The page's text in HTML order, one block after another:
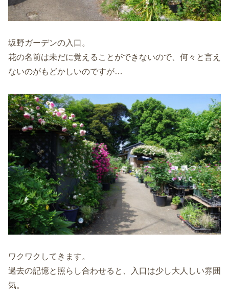
坂野ガーデンの入口。
花の名前は未だに覚えることができないので、何々と言え
ないのがもどかしいのですが…
ワクワクしてきます。
過去の記憶と照らし合わせると、入口は少し大人しい雰囲
気。